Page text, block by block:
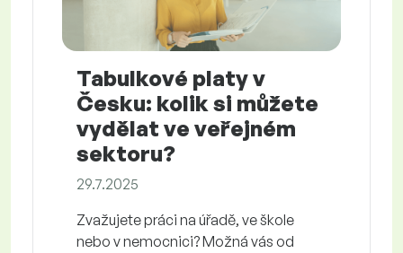
Tabulkové platy v
Česku: kolik si můžete
vydělat ve veřejném
sektoru?
29.7.2025
Zvažujete práci na úřadě, ve škole
nebo v nemocnici? Možná vás od